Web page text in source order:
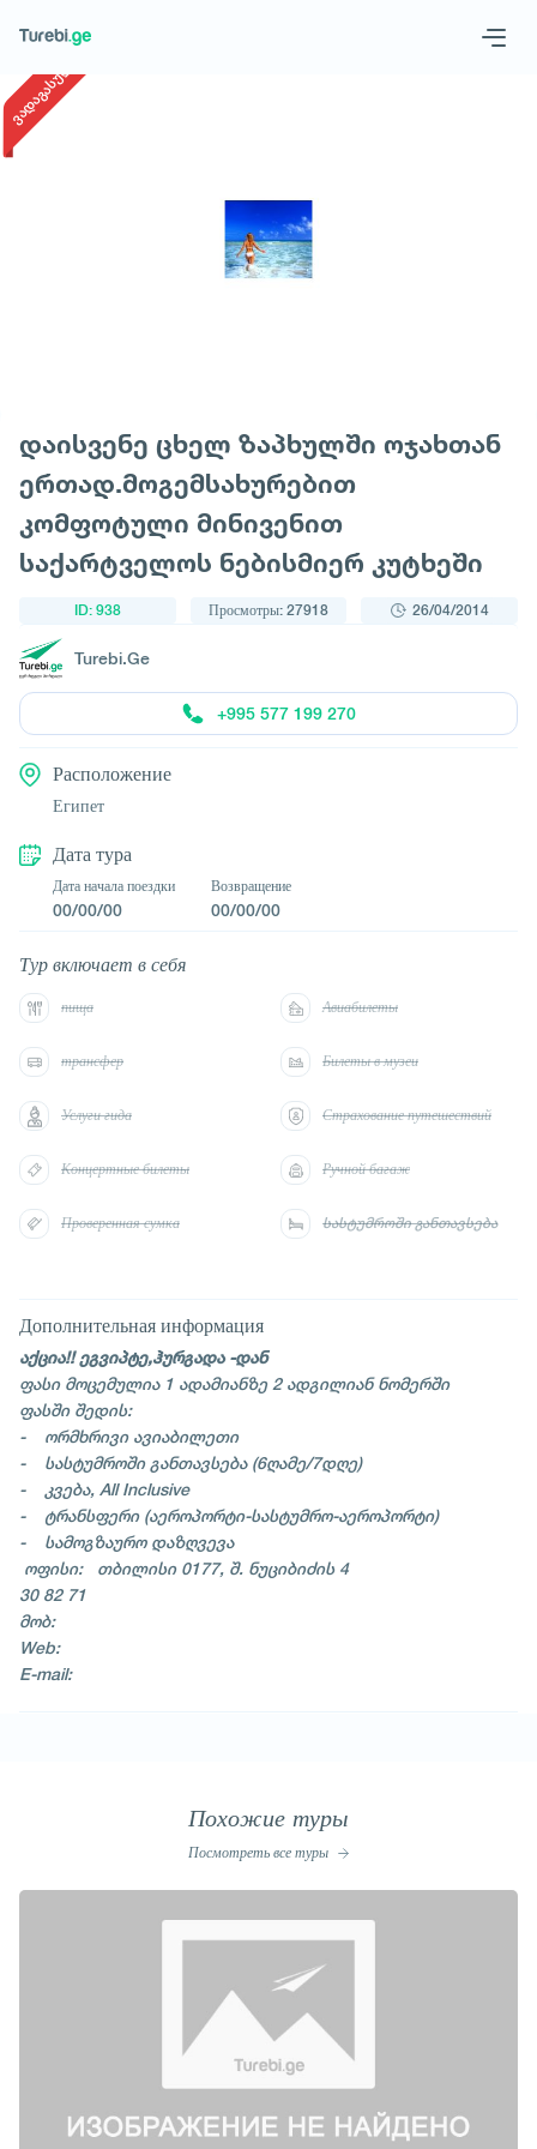
Запросить тур
ვადაგასული
დაისვენე ცხელ ზაპხულში ოჯახთან
ერთად.მოგემსახურებით
კომფოტული მინივენით
საქარტველოს ნებისმიერ კუტხეში
ID: 938 Просмотры: 27918 26/04/2014
Turebi.Ge
+995 577 199 270
Расположение
Египет
Дата тура
Дата начала поездки
00/00/00
Возвращение
00/00/00
Дополнительная информация
აქცია!! ეგვიპტე,ჰურგადა -დან
ფასი მოცემულია 1 ადამიანზე 2 ადგილიან ნომერში
ფასში შედის:
- ორმხრივი ავიაბილეთი
- სასტუმროში განთავსება (6ღამე/7დღე)
- კვება, All Inclusive
- ტრანსფერი (აეროპორტი-სასტუმრო-აეროპორტი)
- სამოგზაურო დაზღვევა
ოფისი: თბილისი 0177, შ. ნუციბიძის 4
30 82 71
მობ:
Web:
E-mail:
Тур включает в себя
пища Авиабилеты
трансфер Билеты в музеи
Услуги гида Страхование путешествий
Концертные билеты Ручной багаж
Проверенная сумка სასტუმროში განთავსება
Похожие туры
Посмотреть все туры